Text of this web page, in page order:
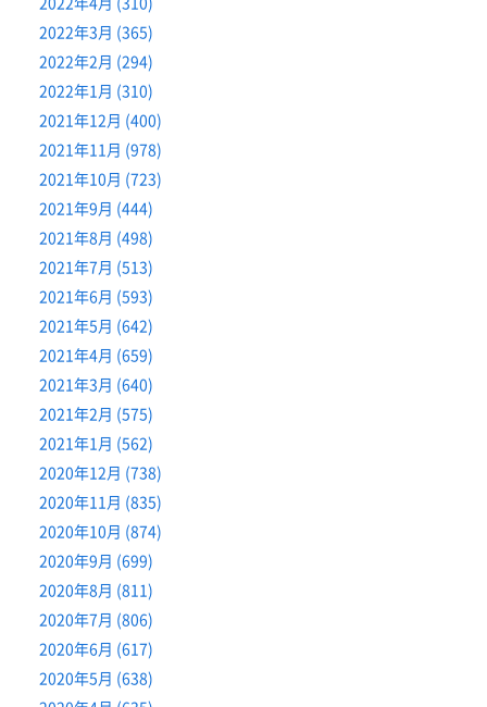
2022年3月 (365)
2022年2月 (294)
2022年1月 (310)
2021年12月 (400)
2021年11月 (978)
2021年10月 (723)
2021年9月 (444)
2021年8月 (498)
2021年7月 (513)
2021年6月 (593)
2021年5月 (642)
2021年4月 (659)
2021年3月 (640)
2021年2月 (575)
2021年1月 (562)
2020年12月 (738)
2020年11月 (835)
2020年10月 (874)
2020年9月 (699)
2020年8月 (811)
2020年7月 (806)
2020年6月 (617)
2020年5月 (638)